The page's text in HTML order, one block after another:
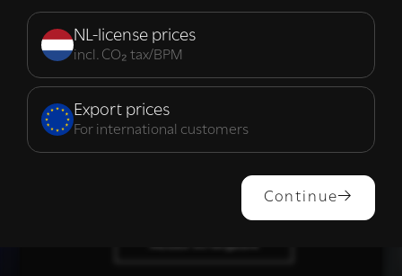
NL-license prices
incl. CO₂ tax/BPM
Export prices
For international customers
Continue
Strikt
noodzakelijk
Prestatie Targeting
ALLES ACCEPTEREN